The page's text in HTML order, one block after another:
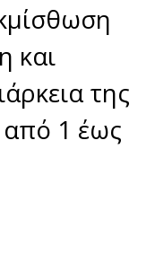
και
της
από 1 έως